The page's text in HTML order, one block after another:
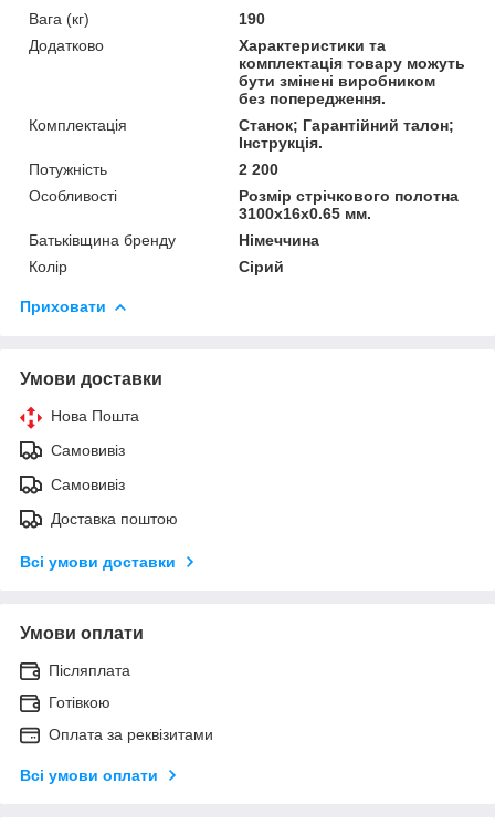
Вага (кг)
190
Додатково
Характеристики та
комплектація товару можуть
бути змінені виробником
без попередження.
Комплектація
Станок; Гарантійний талон;
Інструкція.
Потужність
2 200
Особливості
Розмір стрічкового полотна
3100x16x0.65 мм.
Батьківщина бренду
Німеччина
Колір
Сірий
Приховати
Умови доставки
Нова Пошта
Самовивіз
Самовивіз
Доставка поштою
Всі умови доставки
Умови оплати
Післяплата
Готівкою
Оплата за реквізитами
Всі умови оплати